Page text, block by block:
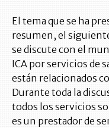
El tema que se ha
resumen, el
se discute con el
ICA por servicios de
están relacionados
Durante toda la
todos los servicios
es un prestador de